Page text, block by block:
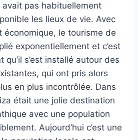
avait pas habituellement
les lieux de vie. Avec
économique, le tourisme de
exponentiellement et c’est
s’est installé autour des
qui ont pris alors
en plus incontrôlée. Dans
était une jolie destination
avec une population
Aujourd’hui c’est une